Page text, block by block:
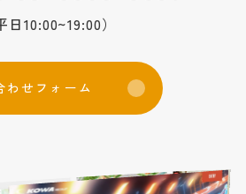
日10:00~19:00）
わせ フ ォ ー ム